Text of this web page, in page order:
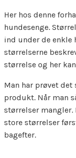
Her hos denne
hundesenge.
ind under de enkle
størrelserne
størrelse og her
Man har prøvet
produkt. Når man
størrelser
store størrelser
bagefter.